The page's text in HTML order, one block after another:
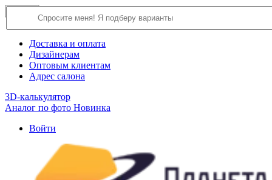
О компании
Доставка и оплата
Дизайнерам
Оптовым клиентам
Адрес салона
3D-калькулятор
Аналог по фото Новинка
Войти